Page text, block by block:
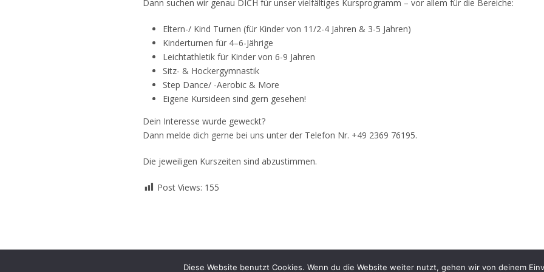
Dann suchen wir genau DICH für unser vielfältiges Kursprogramm – vor allem für die Bereiche:
Eltern-/ Kind Turnen (für Kinder von 11/2-4 Jahren & 3-5 Jahren)
Kinderturnen für 4–6-Jährige
Leichtathletik für Kinder von 6-9 Jahren
Sitz- & Hockergymnastik
Step Dance/ -Aerobic & More
Eigene Kursideen sind gern gesehen!
Dein Interesse wurde geweckt?
Dann melde dich gerne bei uns unter der Telefon Nr. +49 2369 76195.
Die jeweiligen Kurszeiten sind abzustimmen.
Post Views: 155
Diese Website benutzt Cookies. Wenn du die Website weiter nutzt, gehen wir von deinem